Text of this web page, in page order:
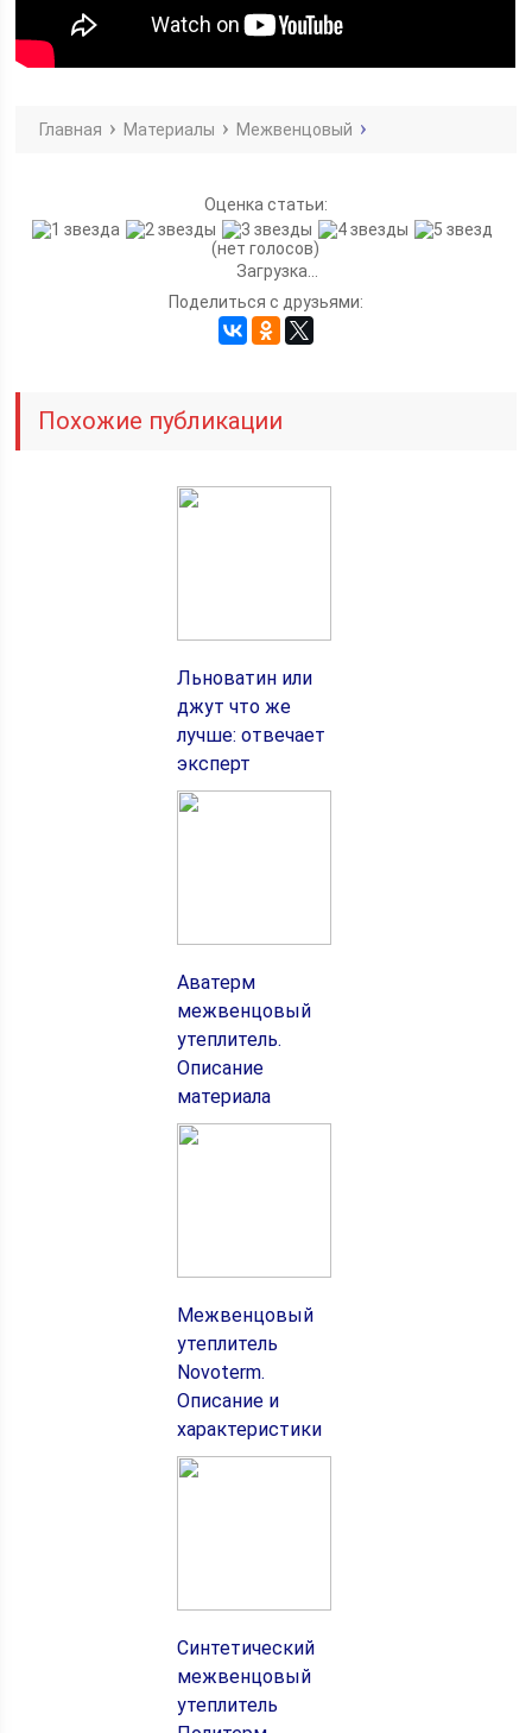
Главная Материалы Межвенцовый
Оценка статьи:
(нет голосов)
Загрузка...
Поделиться с друзьями:
Похожие публикации
Льноватин или
джут что же
лучше: отвечает
эксперт
Аватерм
межвенцовый
утеплитель.
Описание
материала
Межвенцовый
утеплитель
Novoterm.
Описание и
характеристики
Синтетический
межвенцовый
утеплитель